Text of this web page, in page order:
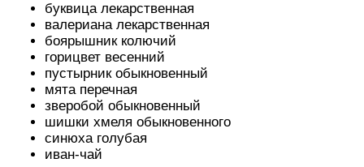
буквица лекарственная
валериана лекарственная
боярышник колючий
горицвет весенний
пустырник обыкновенный
мята перечная
зверобой обыкновенный
шишки хмеля обыкновенного
синюха голубая
иван-чай